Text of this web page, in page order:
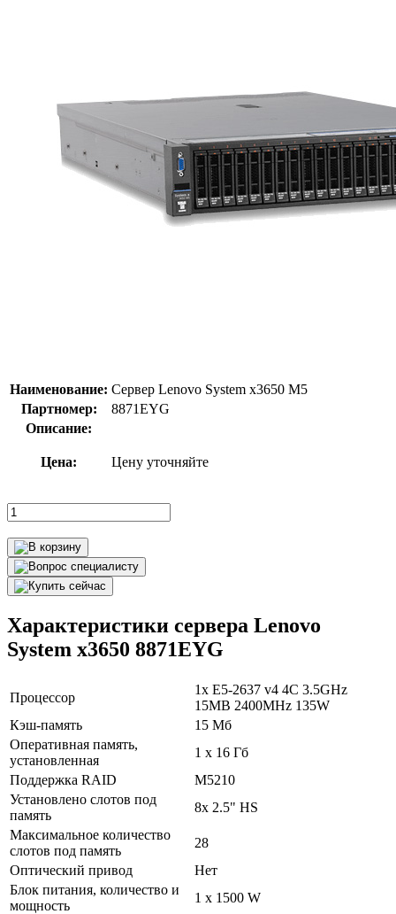
Наименование: Сервер Lenovo System x3650 M5
Партномер:
8871EYG
Описание:
Цена: Цену уточняйте
Характеристики сервера Lenovo
System x3650 8871EYG
Процессор
1x E5-2637 v4 4C 3.5GHz
15MB 2400MHz 135W
Кэш-память
15 Мб
Оперативная память,
установленная
1 х 16 Гб
Поддержка RAID
M5210
Установлено слотов под
память
8x 2.5" HS
Максимальное количество
слотов под память
28
Оптический привод
Нет
Блок питания, количество и
мощность
1 x 1500 W